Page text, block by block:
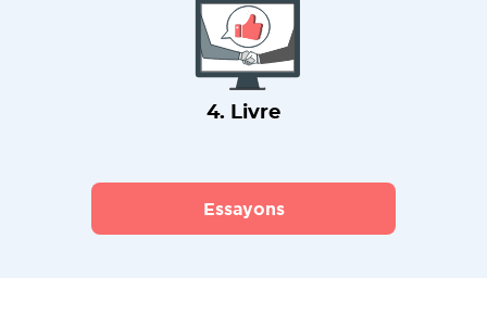
4. Livre
Essayons